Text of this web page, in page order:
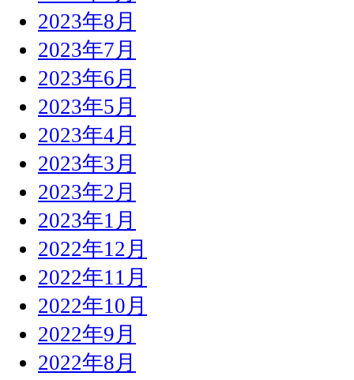
2023年8月
2023年7月
2023年6月
2023年5月
2023年4月
2023年3月
2023年2月
2023年1月
2022年12月
2022年11月
2022年10月
2022年9月
2022年8月